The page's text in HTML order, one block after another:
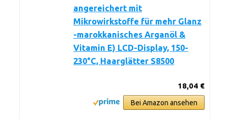
angereichert mit
Mikrowirkstoffe für mehr Glanz
-marokkanisches Arganöl &
Vitamin E) LCD-Display, 150-
230°C, Haarglätter S8500
18,04 €
Bei Amazon ansehen